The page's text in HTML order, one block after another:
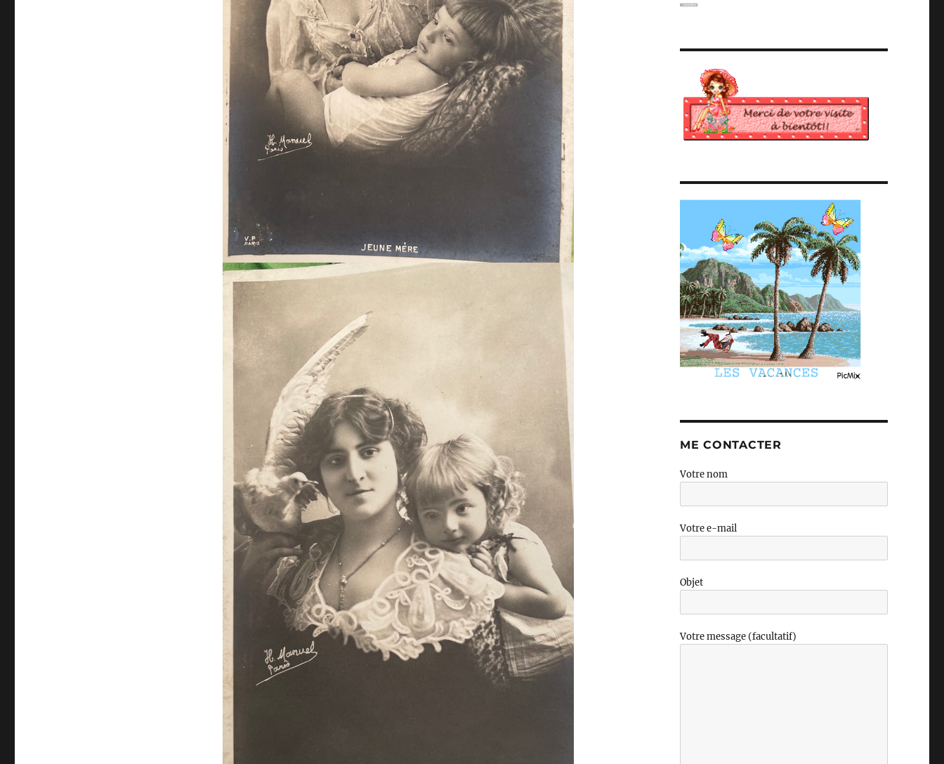
ME CONTACTER
Votre nom
Votre e-mail
Objet
Votre message (facultatif)